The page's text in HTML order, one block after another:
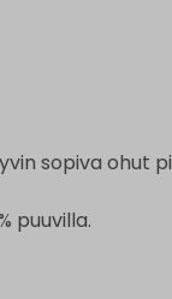
sopiva ohut
puuvilla.